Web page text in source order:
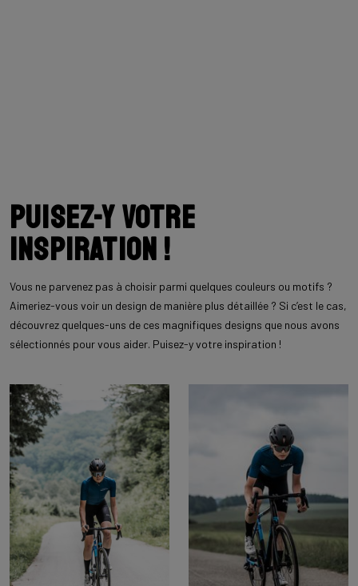
Puisez-y votre
inspiration !
Vous ne parvenez pas à choisir parmi quelques couleurs ou motifs ?
Aimeriez-vous voir un design de manière plus détaillée ? Si c’est le cas,
découvrez quelques-uns de ces magnifiques designs que nous avons
sélectionnés pour vous aider. Puisez-y votre inspiration !